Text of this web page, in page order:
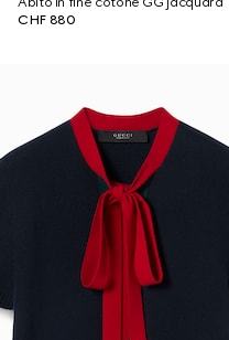
CHF 880